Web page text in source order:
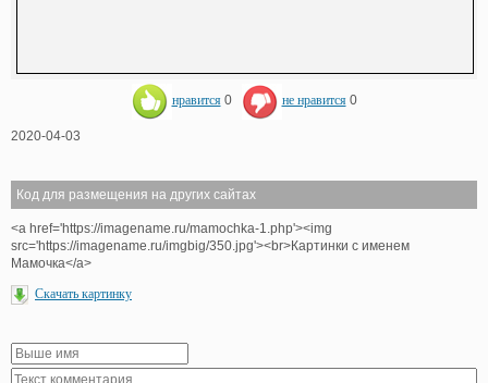
нравится 0 не нравится 0
2020-04-03
Код для размещения на других сайтах
<a href='https://imagename.ru/mamochka-1.php'><img
src='https://imagename.ru/imgbig/350.jpg'><br>Картинки с именем
Мамочка</a>
Скачать картинку